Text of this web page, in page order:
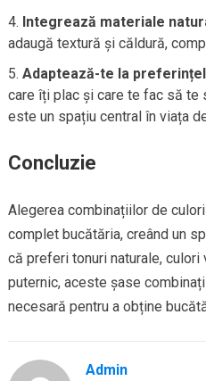
Integrează materiale
adaugă textură și căldură,
Adaptează-te la
care îți plac și care te fac să te
este un spațiu central în viața
Concluzie
Alegerea combinațiilor de
complet bucătăria, creând un
că preferi tonuri naturale,
puternic, aceste șase
necesară pentru a obține
Admin